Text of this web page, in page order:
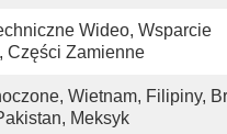
Wideo, Wsparcie
Części Zamienne
Wietnam, Filipiny,
Meksyk